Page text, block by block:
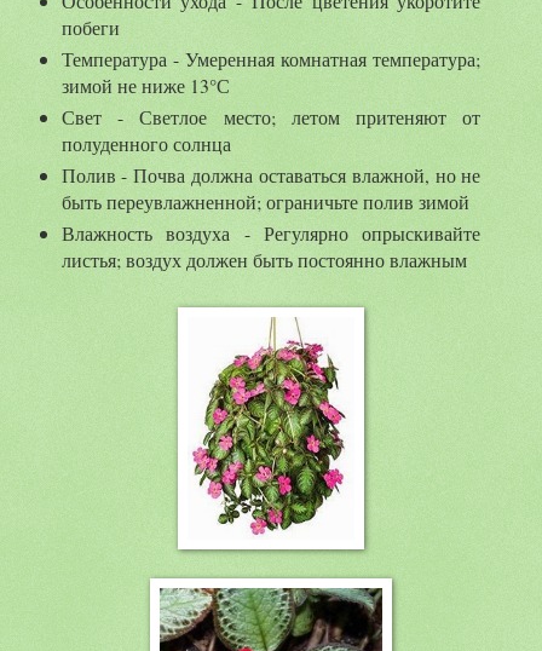
побеги
Температура - Умеренная комнатная температура;
зимой не ниже 13°С
Свет - Светлое место; летом притеняют от
полуденного солнца
Полив - Почва должна оставаться влажной, но не
быть переувлажненной; ограничьте полив зимой
Влажность воздуха - Регулярно опрыскивайте
листья; воздух должен быть постоянно влажным